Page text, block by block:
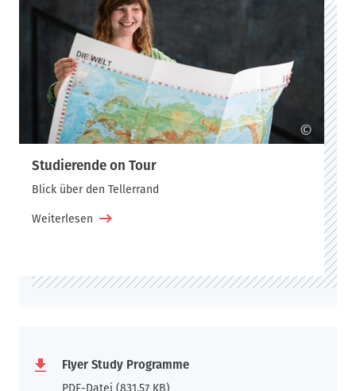
©
Studierende on Tour
Blick über den Tellerrand
Weiterlesen
Flyer Study Programme
PDF-Datei (831.57 KB)